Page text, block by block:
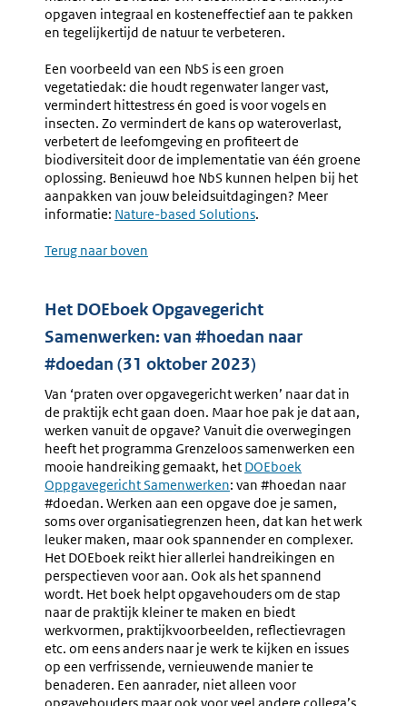
opgaven integraal en kosteneffectief aan te pakken
en tegelijkertijd de natuur te verbeteren.
Een voorbeeld van een NbS is een groen
vegetatiedak: die houdt regenwater langer vast,
vermindert hittestress én goed is voor vogels en
insecten. Zo vermindert de kans op wateroverlast,
verbetert de leefomgeving en profiteert de
biodiversiteit door de implementatie van één groene
oplossing. Benieuwd hoe NbS kunnen helpen bij het
aanpakken van jouw beleidsuitdagingen? Meer
informatie: Nature-based Solutions.
Terug naar boven
Het DOEboek Opgavegericht
Samenwerken: van #hoedan naar
#doedan (31 oktober 2023)
Van ‘praten over opgavegericht werken’ naar dat in
de praktijk echt gaan doen. Maar hoe pak je dat aan,
werken vanuit de opgave? Vanuit die overwegingen
heeft het programma Grenzeloos samenwerken een
mooie handreiking gemaakt, het Externe
link:
DOEboek
Oppgavegericht Samenwerken: van #hoedan naar
#doedan. Werken aan een opgave doe je samen,
soms over organisatiegrenzen heen, dat kan het werk
leuker maken, maar ook spannender en complexer.
Het DOEboek reikt hier allerlei handreikingen en
perspectieven voor aan. Ook als het spannend
wordt. Het boek helpt opgavehouders om de stap
naar de praktijk kleiner te maken en biedt
werkvormen, praktijkvoorbeelden, reflectievragen
etc. om eens anders naar je werk te kijken en issues
op een verfrissende, vernieuwende manier te
benaderen. Een aanrader, niet alleen voor